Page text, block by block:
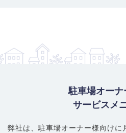
駐車場オーナ
サービスメ
弊社は、駐車場オーナー様向けに